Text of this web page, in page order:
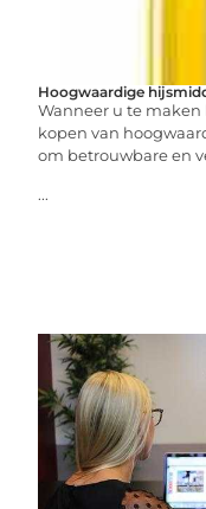
Hoogwaardige
Wanneer u te
kopen van
om betrouwbare en
...